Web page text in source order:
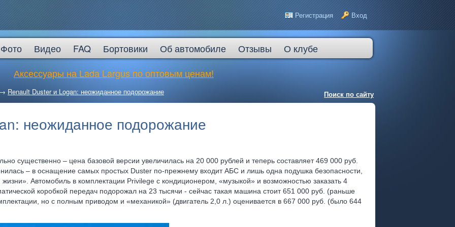
Регистрация Вход
Фото Видео FAQ Бортовики Об автомобиле Отзывы
О клубе
Аксессуары на Lada Largus по оптовым ценам!
Renault Duster и Logan: неожиданное подорожание Поиск по сайту
неожиданное подорожание
существенно – цена базовой версии увеличилась на 20 000 рублей и теперь составляет 469 000 руб.
– в оснащение самых простых Duster по-прежнему входит АБС и лишь одна подушка безопасности,
Автомобиль в комплектации Privilege с кондиционером, «музыкой» и возможностью заказать 4
коробкой передач подорожал на 23 тысячи - сейчас такая машина стоит 651 000 руб. (раньше
но с полным приводом и «механикой» (двигатель 2,0 л.) оценивается в 667 000 руб. (было 644